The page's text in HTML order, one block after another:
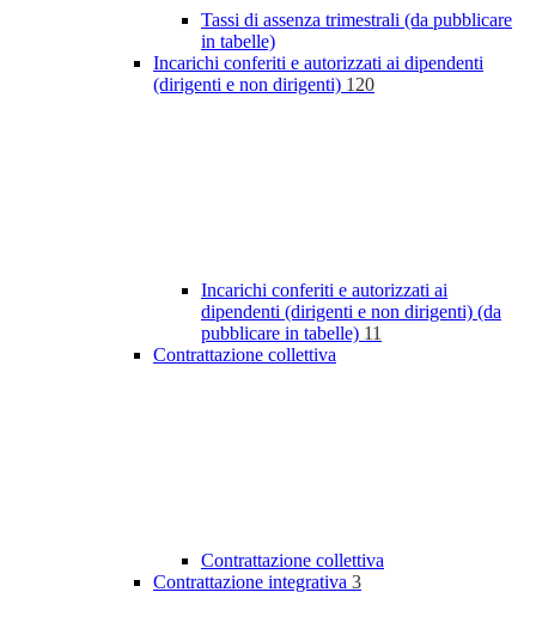
Tassi di assenza trimestrali (da pubblicare
in tabelle)
Incarichi conferiti e autorizzati ai dipendenti
(dirigenti e non dirigenti) 120
Incarichi conferiti e autorizzati ai
dipendenti (dirigenti e non dirigenti) (da
pubblicare in tabelle) 11
Contrattazione collettiva
Contrattazione collettiva
Contrattazione integrativa 3